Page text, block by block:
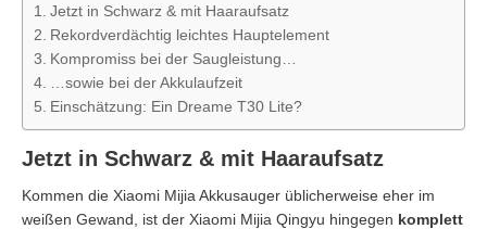
Jetzt in Schwarz & mit Haaraufsatz
Rekordverdächtig leichtes Hauptelement
Kompromiss bei der Saugleistung…
…sowie bei der Akkulaufzeit
Einschätzung: Ein Dreame T30 Lite?
Jetzt in Schwarz & mit Haaraufsatz
Kommen die Xiaomi Mijia Akkusauger üblicherweise eher im
weißen Gewand, ist der Xiaomi Mijia Qingyu hingegen komplett